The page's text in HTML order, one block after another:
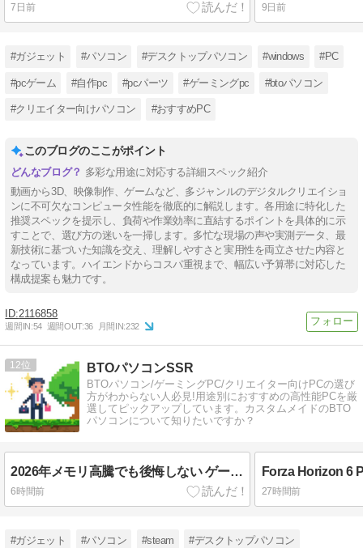
7日前 9日前
#ガジェット #パソコン #デスクトップパソコン #windows #PC
#pcゲーム #自作pc #pcパーツ #ゲーミングpc #btoパソコン
#クリエイター向けパソコン #おすすめPC
このブログのここがポイント
多彩な用途に対応する詳細スペック紹介
動画から3D、映像制作、ゲームなど、多ジャンルのデジタルクリエイショ
ンに不可欠なコンピュータ性能を徹底的に解説します。各用途に特化した
推奨スペックを提示し、負荷や作業効率に直結するポイントを具体的に示
すことで、選び方の迷いを一掃します。多忙な現場の声や実測データ、最
新技術に基づいた知識を交え、理解しやすさと実用性を両立させた内容と
なっています。ハイエンドからコスパ重視まで、幅広い予算帯に対応した
構成提案も魅力です。
2116858
週間IN:54 週間OUT:36 月間IN:232
12 BTOパソコンSSR
BTOパソコン/ゲーミングPC/クリエイター向けPCの選び
方がわからない人必見!用途別におすすめの高性能PCを厳
選してピックアップしています。カスタムメイドのBTO
パソコンについて知りたいですか？
2026年メモリ高騰でも後悔しない ゲーミングPCスペックの見極め方
6時間前 27時間前
#ガジェット #パソコン #steam #デスクトップパソコン